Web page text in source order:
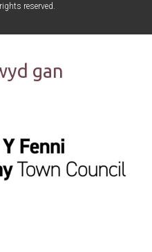
reserved.
gan